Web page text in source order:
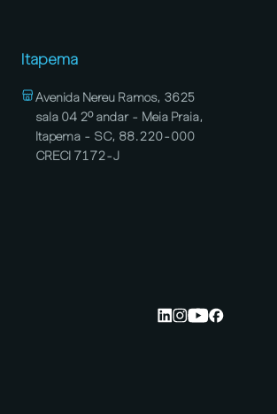
Itapema
Avenida Nereu Ramos, 3625
sala 04 2º andar - Meia Praia,
Itapema - SC, 88.220-000
CRECI 7172-J